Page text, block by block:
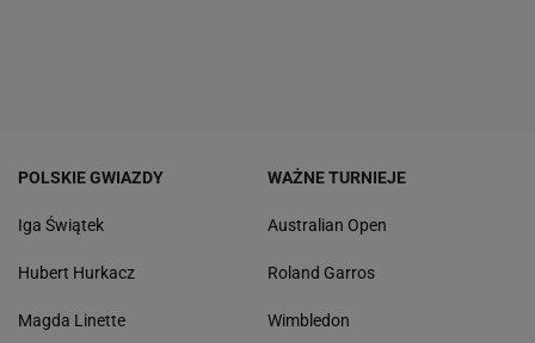
POLSKIE GWIAZDY
Iga Świątek
Hubert Hurkacz
Magda Linette
WAŻNE TURNIEJE
Australian Open
Roland Garros
Wimbledon